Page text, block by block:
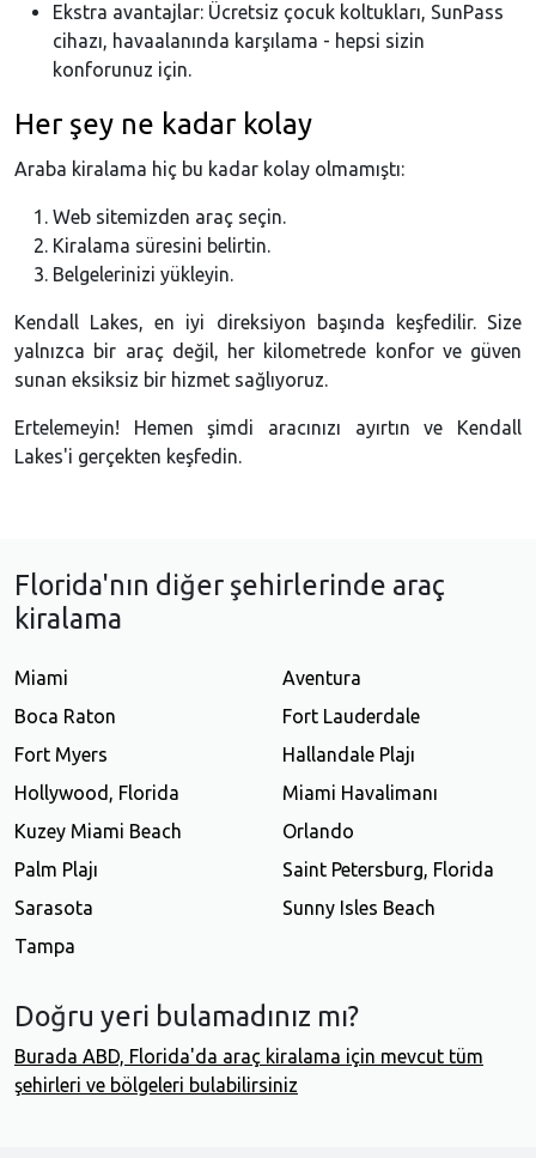
Ekstra avantajlar: Ücretsiz çocuk koltukları, SunPass
cihazı, havaalanında karşılama - hepsi sizin
konforunuz için.
Her şey ne kadar kolay
Araba kiralama hiç bu kadar kolay olmamıştı:
Web sitemizden araç seçin.
Kiralama süresini belirtin.
Belgelerinizi yükleyin.
Kendall Lakes, en iyi direksiyon başında keşfedilir. Size
yalnızca bir araç değil, her kilometrede konfor ve güven
sunan eksiksiz bir hizmet sağlıyoruz.
Ertelemeyin! Hemen şimdi aracınızı ayırtın ve Kendall
Lakes'i gerçekten keşfedin.
Florida'nın diğer şehirlerinde araç
kiralama
Miami
Aventura
Boca Raton
Fort Lauderdale
Fort Myers
Hallandale Plajı
Hollywood, Florida
Miami Havalimanı
Kuzey Miami Beach
Orlando
Palm Plajı
Saint Petersburg, Florida
Sarasota
Sunny Isles Beach
Tampa
Doğru yeri bulamadınız mı?
Burada ABD, Florida'da araç kiralama için mevcut tüm
şehirleri ve bölgeleri bulabilirsiniz